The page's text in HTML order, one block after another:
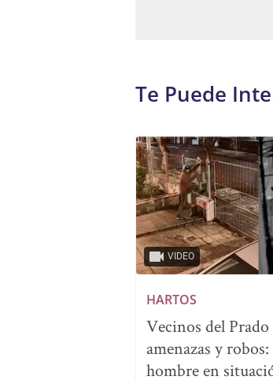
Te Puede
VIDEO
HARTOS
Vecinos del
amenazas y
hombre en